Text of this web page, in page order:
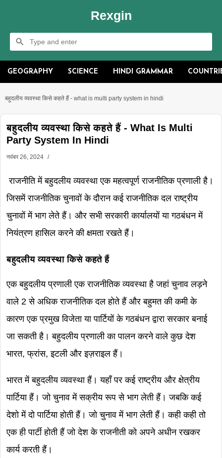
Rexgin
GEOGRAPHY SCIENCE HINDI GRAMMAR
बहुदलीय व्यवस्था किसे कहते हैं - what is multi party system in hindi
बहुदलीय व्यवस्था किसे कहते हैं - What Is Multi
Party System In Hindi
नवंबर 26, 2024
राजनीति में बहुदलीय व्यवस्था एक महत्वपूर्ण राजनीतिक प्रणाली है।
जिसमें राजनीतिक चुनावों के दौरान कई राजनीतिक दल राष्ट्रीय
चुनावों में भाग लेते हैं। और सभी सरकारी कार्यालयों या गठबंधन में
नियंत्रण हासिल करने की क्षमता रखते हैं।
बहुदलीय व्यवस्था किसे कहते हैं
एक बहुदलीय प्रणाली एक राजनीतिक व्यवस्था है जहां चुनाव लड़ने
वाले 2 से अधिक राजनीतिक दल होते हैं और बहुमत की कमी के
कारण एक प्रमुख विजेता या पार्टियों के गठबंधन द्वारा सरकार बनाई
जा सकती है। बहुदलीय प्रणाली का पालन करने वाले कुछ देश
भारत, फ्रांस, इटली और इज़राइल हैं।
भारत में बहुदलीय व्यवस्था हैं। यहाँ पर कई राष्ट्रीय और क्षेत्रीय
पार्टिया हैं। जो चुनाव में सक्रीय रूप से भाग लेती हैं। जबकि कई
देशो में दो पार्टिया होती हैं। जो चुनाव में भाग लेती हैं। कही कही तो
एक ही पार्टी होती हैं जो देश के राजनीती को अपने अधीन रखकर
कार्य करती हैं।